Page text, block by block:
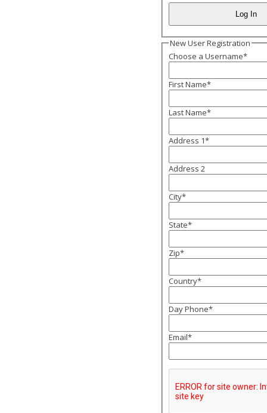
New User Registration
Choose a Username*
First Name*
Last Name*
Address 1*
Address 2
City*
State*
Zip*
Country*
Day Phone*
Email*